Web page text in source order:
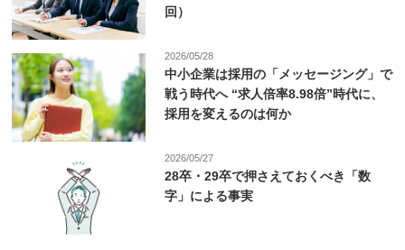
回）
2026/05/28
中小企業は採用の「メッセージング」で
戦う時代へ “求人倍率8.98倍”時代に、
採用を変えるのは何か
2026/05/27
28卒・29卒で押さえておくべき「数
字」による事実